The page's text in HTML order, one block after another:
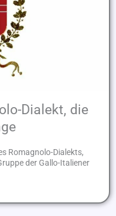
Dialekt, die
Romagnolo-Dialekts,
der Gallo-Italiener